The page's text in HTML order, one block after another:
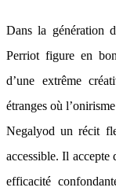
Dans la génération
Perriot figure en
d’une extrême
étranges où
Negalyod un récit
accessible. Il accepte
efficacité